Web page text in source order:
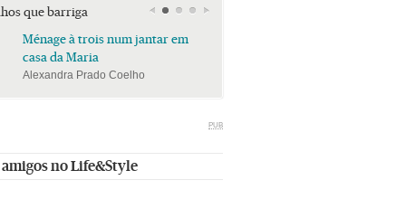
que barriga
Ménage à trois num jantar em
casa da Maria
Alexandra Prado Coelho
PUB
amigos no Life&Style